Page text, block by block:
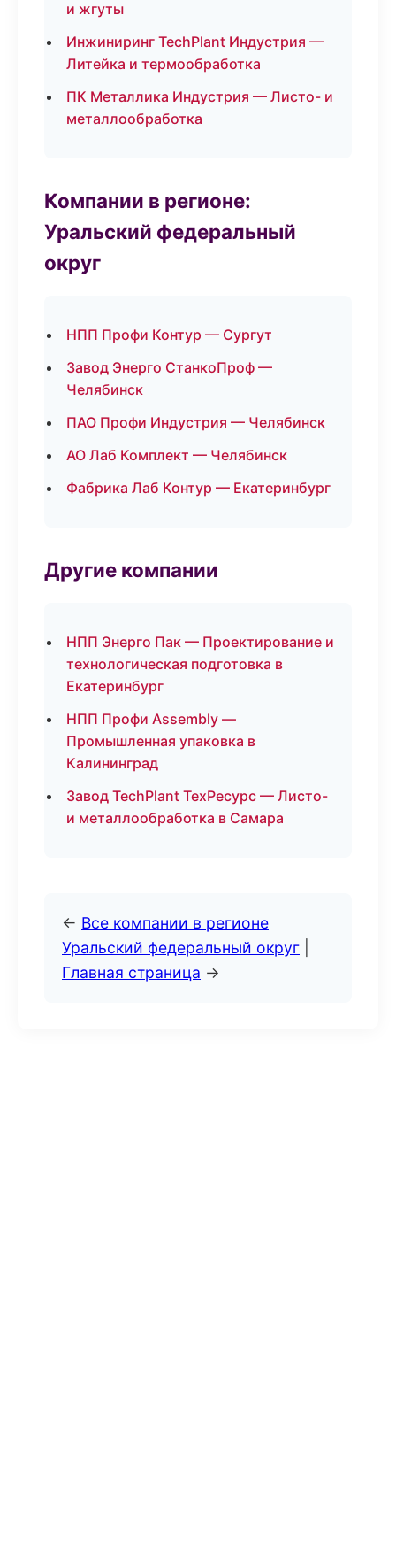
и жгуты
Инжиниринг TechPlant Индустрия —
Литейка и термообработка
ПК Металлика Индустрия — Листо- и
металлообработка
Компании в регионе:
Уральский федеральный
округ
НПП Профи Контур — Сургут
Завод Энерго СтанкоПроф —
Челябинск
ПАО Профи Индустрия — Челябинск
АО Лаб Комплект — Челябинск
Фабрика Лаб Контур — Екатеринбург
Другие компании
НПП Энерго Пак — Проектирование и
технологическая подготовка в
Екатеринбург
НПП Профи Assembly —
Промышленная упаковка в
Калининград
Завод TechPlant ТехРесурс — Листо-
и металлообработка в Самара
← Все компании в регионе
Уральский федеральный округ
Главная страница →